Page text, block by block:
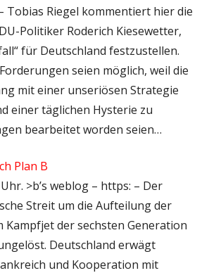
Tobias Riegel kommentiert hier die
Politiker Roderich Kiesewetter,
für Deutschland festzustellen.
seien möglich, weil die
mit einer unseriösen Strategie
einer täglichen Hysterie zu
bearbeitet worden seien…
Plan B
>b’s weblog – https: – Der
Streit um die Aufteilung der
Kampfjet der sechsten Generation
Deutschland erwägt
und Kooperation mit